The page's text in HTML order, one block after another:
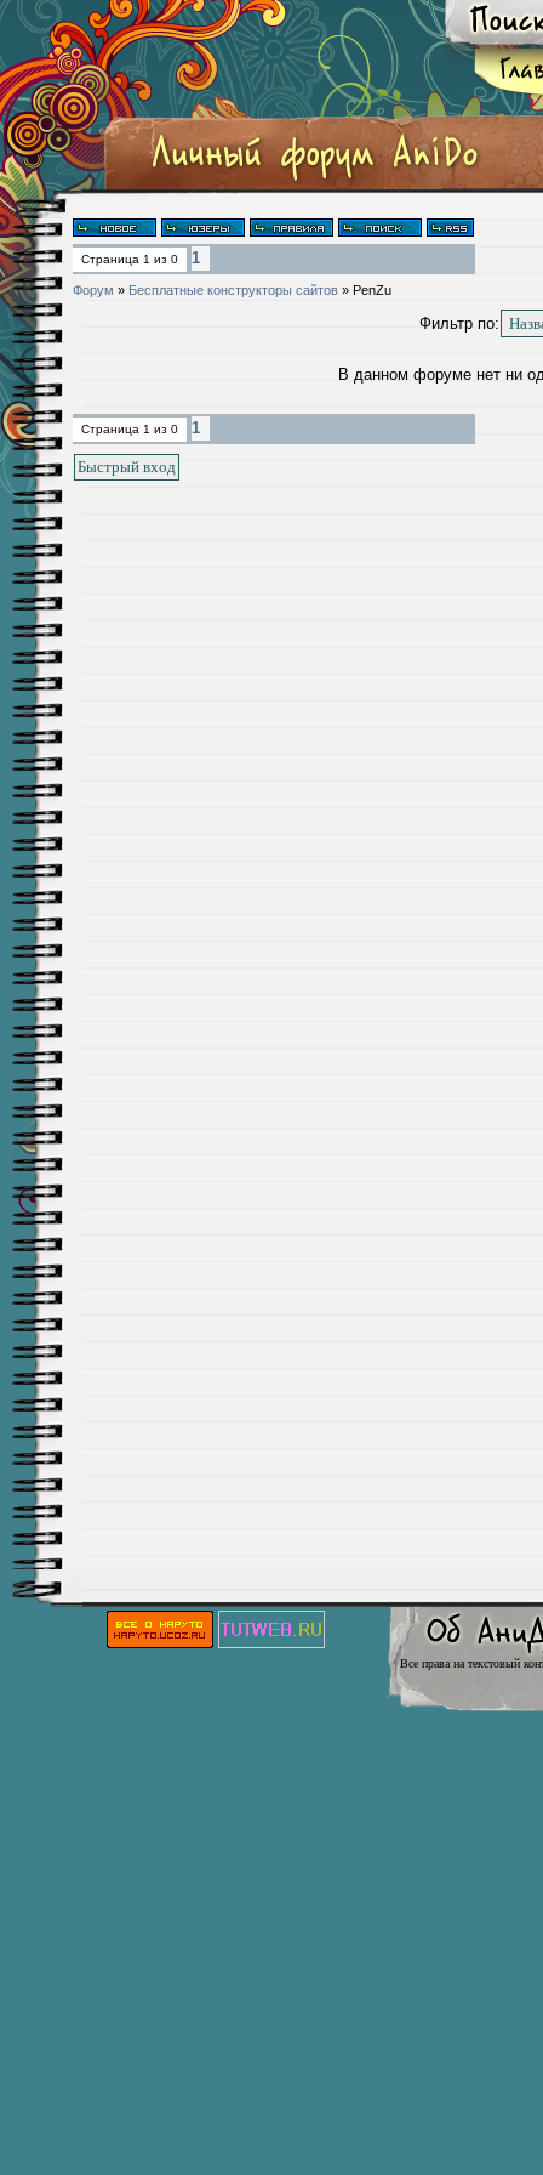
Страница 1 из 0 1
Форум » Бесплатные конструкторы сайтов » PenZu
Фильтр по:
В данном форуме нет ни
Страница 1 из 0 1
Все права на текстовый